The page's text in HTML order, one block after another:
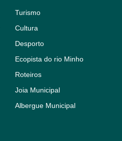
Turismo
Cultura
Desporto
Ecopista do rio Minho
Roteiros
Joia Municipal
Albergue Municipal